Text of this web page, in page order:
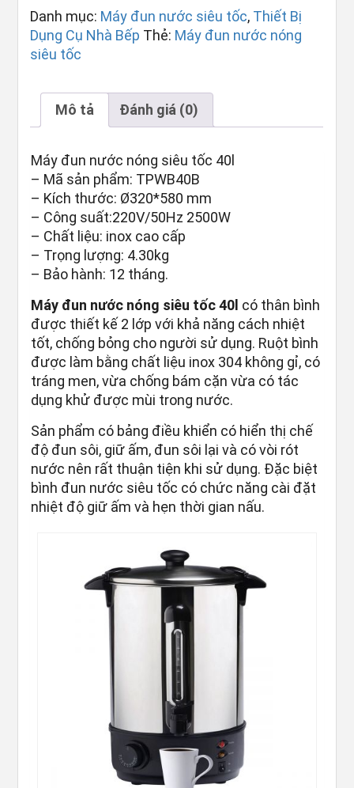
Danh mục: Máy đun nước siêu tốc, Thiết Bị
Dụng Cụ Nhà Bếp Thẻ: Máy đun nước nóng
siêu tốc
Mô tả Đánh giá (0)
Máy đun nước nóng siêu tốc 40l
– Mã sản phẩm: TPWB40B
– Kích thước: Ø320*580 mm
– Công suất:220V/50Hz 2500W
– Chất liệu: inox cao cấp
– Trọng lượng: 4.30kg
– Bảo hành: 12 tháng.
Máy đun nước nóng siêu tốc 40l có thân bình
được thiết kế 2 lớp với khả năng cách nhiệt
tốt, chống bỏng cho người sử dụng. Ruột bình
được làm bằng chất liệu inox 304 không gỉ, có
tráng men, vừa chống bám cặn vừa có tác
dụng khử được mùi trong nước.
Sản phẩm có bảng điều khiển có hiển thị chế
độ đun sôi, giữ ấm, đun sôi lại và có vòi rót
nước nên rất thuận tiện khi sử dụng. Đặc biệt
bình đun nước siêu tốc có chức năng cài đặt
nhiệt độ giữ ấm và hẹn thời gian nấu.